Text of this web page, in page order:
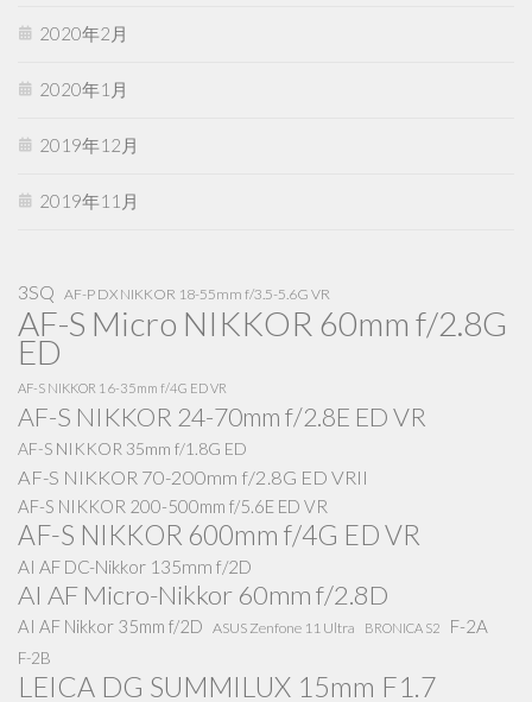
2020年2月
2020年1月
2019年12月
2019年11月
3SQ AF-P DX NIKKOR 18-55mm f/3.5-5.6G VR
AF-S Micro NIKKOR 60mm f/2.8G
ED
AF-S NIKKOR 16-35mm f/4G ED VR
AF-S NIKKOR 24-70mm f/2.8E ED VR
AF-S NIKKOR 35mm f/1.8G ED
AF-S NIKKOR 70-200mm f/2.8G ED VRII
AF-S NIKKOR 200-500mm f/5.6E ED VR
AF-S NIKKOR 600mm f/4G ED VR
AI AF DC-Nikkor 135mm f/2D
AI AF Micro-Nikkor 60mm f/2.8D
AI AF Nikkor 35mm f/2D ASUS Zenfone 11 Ultra BRONICA S2 F-2A
F-2B
LEICA DG SUMMILUX 15mm F1.7